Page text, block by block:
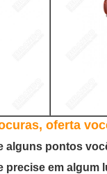
oferta
alguns pontos
precise em algum